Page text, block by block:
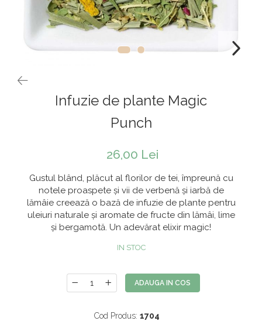
Sirop de ceai
Infuzie de plante Magic
Punch
26,00 Lei
Gustul blând, plăcut al florilor de tei, împreună cu
notele proaspete și vii de verbenă și iarbă de
lămâie creează o bază de infuzie de plante pentru
uleiuri naturale și aromate de fructe din lămâi, lime
și bergamotă. Un adevărat elixir magic!
IN STOC
ADAUGA IN COS
Cod Produs: 1704